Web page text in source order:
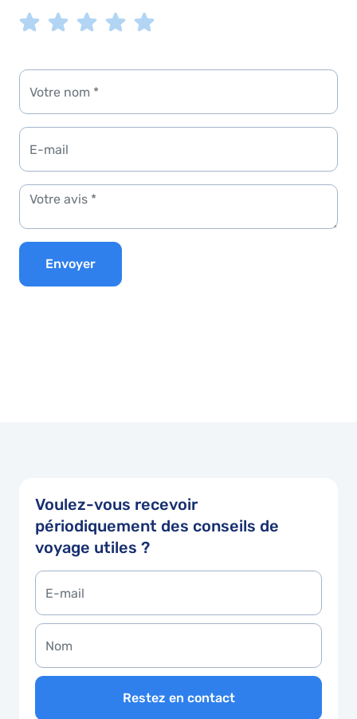
Envoyer
Voulez-vous recevoir
périodiquement des conseils de
voyage utiles ?
Restez en contact